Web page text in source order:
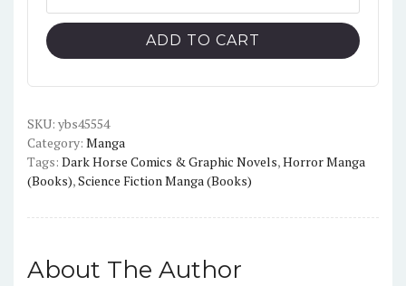
Vol.31
(English
Version)
ADD TO CART
SKU: ybs45554
Category: Manga
Tags: Dark Horse Comics & Graphic Novels,Horror Manga
(Books),Science Fiction Manga (Books)
About The Author